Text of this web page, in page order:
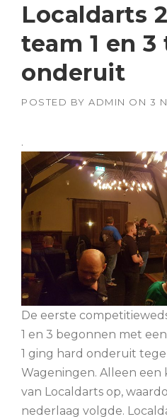
Localdarts
team 1 en 3
onderuit
POSTED BY ADMIN ON 3
.
De eerste
1 en 3 begonnen met
1 ging hard onderuit
Wageningen. Alleen
van Localdarts op,
nederlaag volgde.